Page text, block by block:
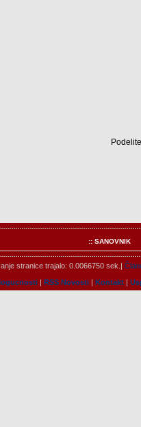
:: SANOVNIK
stranice trajalo: 0.0066750 sek.|
| RSS Novosti| Kontakt|